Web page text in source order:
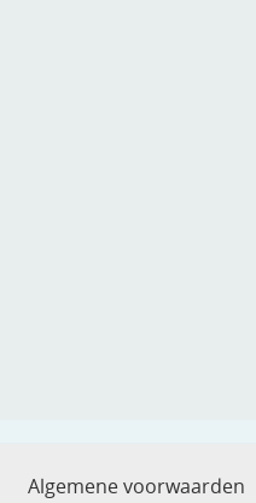
Algemene voorwaarden